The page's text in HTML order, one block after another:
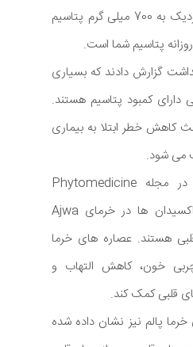
100 گرم از خرما حاوی نزدیک به 700 میلی گرم پتاسیم
گزارش دادند که بسیاری
دارای کمبود پتاسیم هستند.
کاهش خطر ابتلا به بیماری
می شود.
تحقیقات منتشر شده در مجله Phytomedicine
گزارش دادند که آنتی اکسیدان ها در خرمای Ajwa
هستند. عصاره های خرما
خون، کاهش التهاب و
قلبی کمک کند.
پالم نیز نشان داده شده